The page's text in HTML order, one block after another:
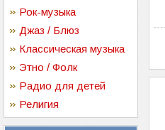
Рок-музыка
Джаз / Блюз
Классическая музыка
Этно / Фолк
Радио для детей
Религия